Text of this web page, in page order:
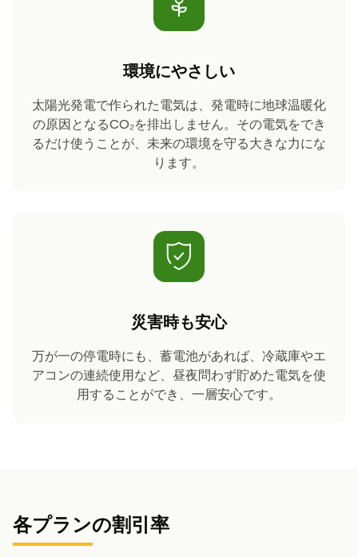
環境にやさしい
太陽光発電で作られた電気は、発電時に地球温暖化
の原因となるCO₂を排出しません。その電気をでき
るだけ使うことが、未来の環境を守る大きな力にな
ります。
災害時も安心
万が一の停電時にも、蓄電池があれば、冷蔵庫やエ
アコンの連続使用など、昼夜問わず貯めた電気を使
用することができ、一層安心です。
各プランの割引率